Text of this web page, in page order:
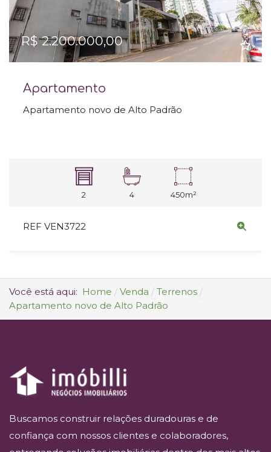
R$ 2.200.000,00
Apartamento
Apartamento novo de Alto Padrão
2 4 450m²
REF VEN3722
Você está aqui: Home Venda
Terrenos
Apartamento novo de Alto Padrão
Buscamos construir relações duradouras e de
confiança com nossos clientes e colaboradores,